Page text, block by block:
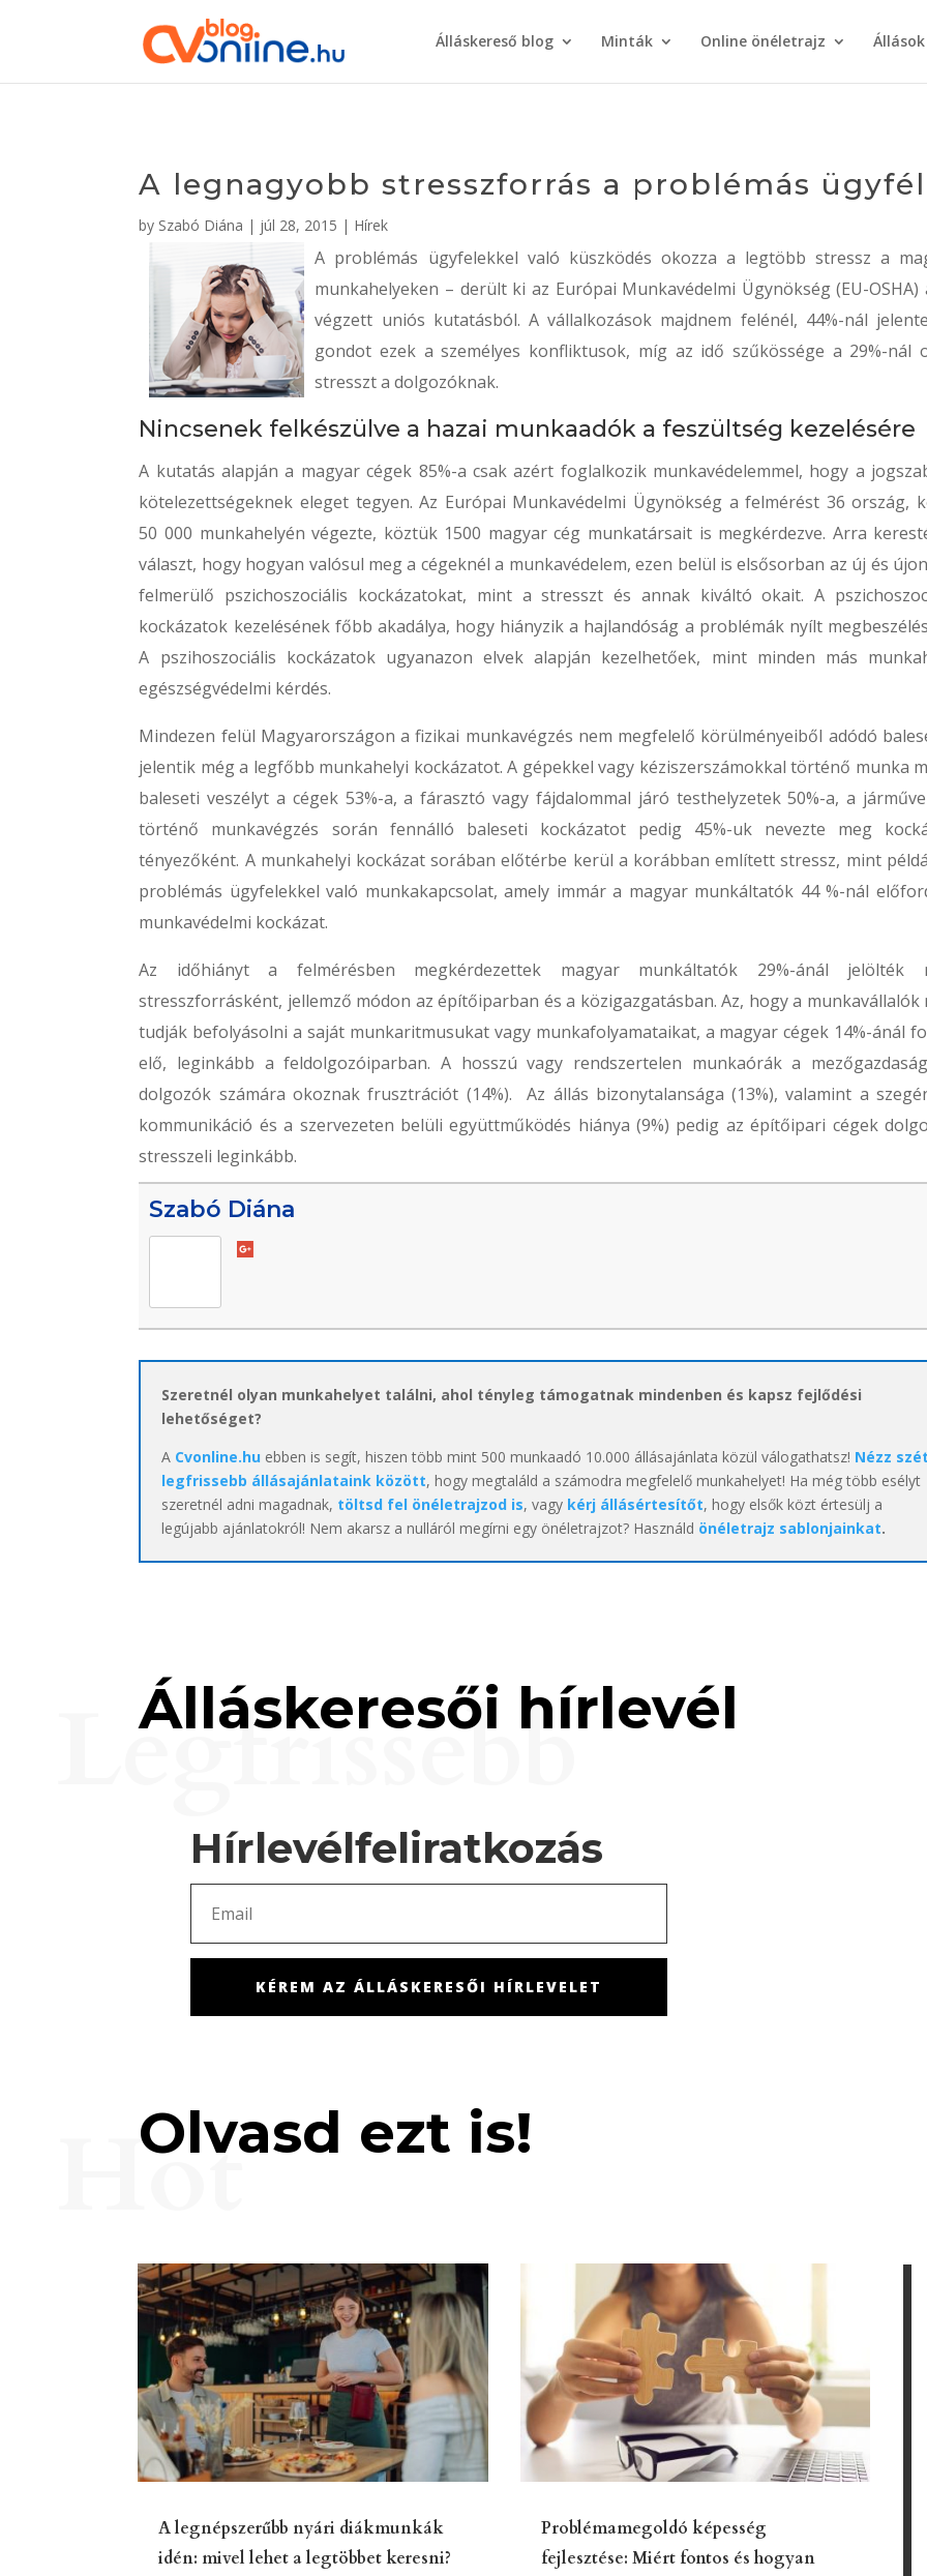
Álláskereső blog Minták Online önéletrajz Állások
A legnagyobb stresszforrás a problémás
by Szabó Diána | júl 28, 2015 | Hírek
A problémás ügyfelekkel való küszködés okozza a legtöbb stressz a
munkahelyeken – derült ki az Európai Munkavédelmi Ügynökség (EU-OSHA)
végzett uniós kutatásból. A vállalkozások majdnem felénél, 44%-nál
gondot ezek a személyes konfliktusok, míg az idő szűkössége a 29%-nál
stresszt a dolgozóknak.
Nincsenek felkészülve a hazai munkaadók a feszültség kezelésére
A kutatás alapján a magyar cégek 85%-a csak azért foglalkozik munkavédelemmel, hogy a
kötelezettségeknek eleget tegyen. Az Európai Munkavédelmi Ügynökség a felmérést 36 ország,
50 000 munkahelyén végezte, köztük 1500 magyar cég munkatársait is megkérdezve. Arra
választ, hogy hogyan valósul meg a cégeknél a munkavédelem, ezen belül is elsősorban az új és
felmerülő pszichoszociális kockázatokat, mint a stresszt és annak kiváltó okait. A
kockázatok kezelésének főbb akadálya, hogy hiányzik a hajlandóság a problémák nyílt
A pszihoszociális kockázatok ugyanazon elvek alapján kezelhetőek, mint minden más
egészségvédelmi kérdés.
Mindezen felül Magyarországon a fizikai munkavégzés nem megfelelő körülményeiből adódó
jelentik még a legfőbb munkahelyi kockázatot. A gépekkel vagy kéziszerszámokkal történő munka
baleseti veszélyt a cégek 53%-a, a fárasztó vagy fájdalommal járó testhelyzetek 50%-a, a
történő munkavégzés során fennálló baleseti kockázatot pedig 45%-uk nevezte meg
tényezőként. A munkahelyi kockázat sorában előtérbe kerül a korábban említett stressz, mint
problémás ügyfelekkel való munkakapcsolat, amely immár a magyar munkáltatók 44 %-nál
munkavédelmi kockázat.
Az időhiányt a felmérésben megkérdezettek magyar munkáltatók 29%-ánál jelölték
stresszforrásként, jellemző módon az építőiparban és a közigazgatásban. Az, hogy a munkavállalók
tudják befolyásolni a saját munkaritmusukat vagy munkafolyamataikat, a magyar cégek 14%-ánál
elő, leginkább a feldolgozóiparban. A hosszú vagy rendszertelen munkaórák a
dolgozók számára okoznak frusztrációt (14%). Az állás bizonytalansága (13%), valamint a
kommunikáció és a szervezeten belüli együttműködés hiánya (9%) pedig az építőipari cégek
stresszeli leginkább.
Szabó Diána
Szeretnél olyan munkahelyet találni, ahol tényleg támogatnak mindenben és kapsz fejlődési
lehetőséget?
A Cvonline.hu ebben is segít, hiszen több mint 500 munkaadó 10.000 állásajánlata közül válogathatsz! Nézz
legfrissebb állásajánlataink között, hogy megtaláld a számodra megfelelő munkahelyet! Ha még több esélyt
szeretnél adni magadnak, töltsd fel önéletrajzod is, vagy kérj állásértesítőt, hogy elsők közt értesülj a
legújabb ajánlatokról! Nem akarsz a nulláról megírni egy önéletrajzot? Használd önéletrajz sablonjainkat.
Álláskeresői hírlevél
Legfrissebb
Hírlevélfeliratkozás
KÉREM AZ ÁLLÁSKERESŐI HÍRLEVELET
Olvasd ezt is!
Hot
A legnépszerűbb nyári diákmunkák
idén: mivel lehet a legtöbbet keresni?
Problémamegoldó képesség
fejlesztése: Miért fontos és hogyan